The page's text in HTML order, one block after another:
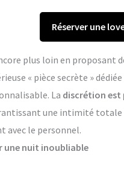
Réserver une
plus loin en proposant
« pièce secrète »
La discrétion
une intimité totale
avec le personnel.
une nuit inoubliable